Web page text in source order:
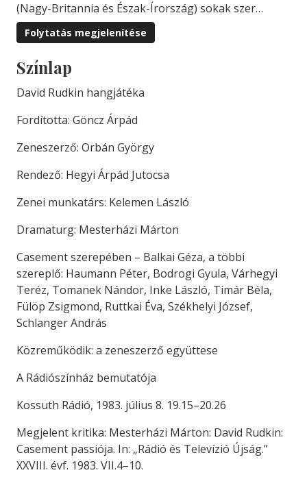
(Nagy-Britannia és Észak-Írország) sokak szer…
Folytatás megjelenítése
Színlap
David Rudkin hangjátéka
Fordította: Göncz Árpád
Zeneszerző: Orbán György
Rendező: Hegyi Árpád Jutocsa
Zenei munkatárs: Kelemen László
Dramaturg: Mesterházi Márton
Casement szerepében – Balkai Géza, a többi
szereplő: Haumann Péter, Bodrogi Gyula, Várhegyi
Teréz, Tomanek Nándor, Inke László, Timár Béla,
Fülöp Zsigmond, Ruttkai Éva, Székhelyi József,
Schlanger András
Közreműködik: a zeneszerző együttese
A Rádiószínház bemutatója
Kossuth Rádió, 1983. július 8. 19.15–20.26
Megjelent kritika: Mesterházi Márton: David Rudkin:
Casement passiója. In: „Rádió és Televízió Újság.”
XXVIII. évf. 1983. VII.4–10.